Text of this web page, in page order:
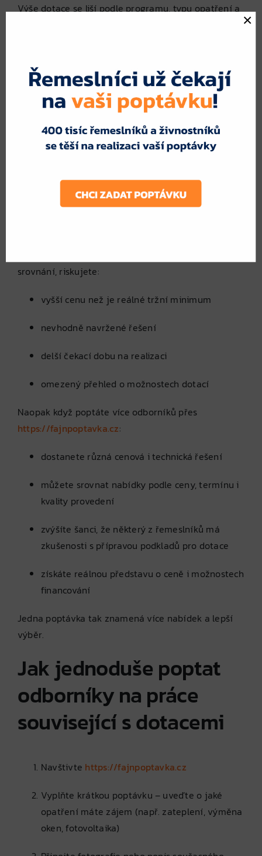
Výše dotace se liší podle programu, typu opatření a
čerpadla).
Proč je dobré poptat
více odborníků
Realizace opatření, na která se dotace vztahují,
srovnání, riskujete:
vyšší cenu než je reálné tržní minimum
nevhodně navržené řešení
delší čekací dobu na realizaci
omezený přehled o možnostech dotací
Naopak když poptáte více odborníků přes
https://fajnpoptavka.cz:
dostanete různá cenová i technická řešení
můžete srovnat nabídky podle ceny, termínu i
kvality provedení
zvýšíte šanci, že některý z řemeslníků má
zkušenosti s přípravou podkladů pro dotace
získáte reálnou představu o ceně i možnostech
financování
Jedna poptávka tak znamená více nabídek a lepší
výběr.
Jak jednoduše poptat
odborníky na práce
související s dotacemi
Navštivte https://fajnpoptavka.cz
Vyplňte krátkou poptávku – uveďte o jaké
opatření máte zájem (např. zateplení, výměna
oken, fotovoltaika)
×